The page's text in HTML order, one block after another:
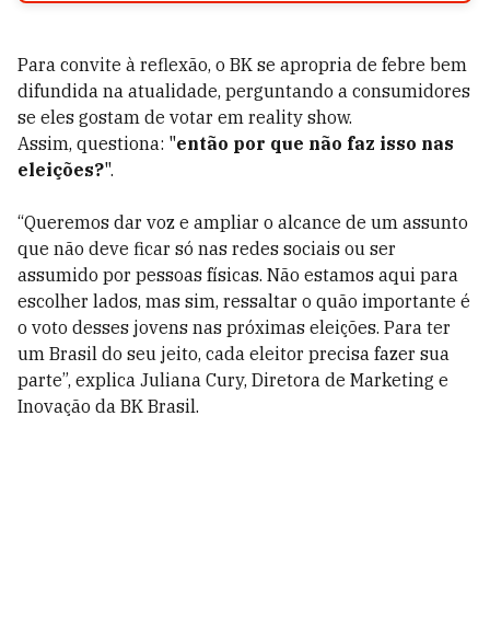
Para convite à reflexão, o BK se apropria de febre bem
difundida na atualidade, perguntando a consumidores
se eles gostam de votar em reality show.
Assim, questiona: "então por que não faz isso nas
eleições?".
“Queremos dar voz e ampliar o alcance de um assunto
que não deve ficar só nas redes sociais ou ser
assumido por pessoas físicas. Não estamos aqui para
escolher lados, mas sim, ressaltar o quão importante é
o voto desses jovens nas próximas eleições. Para ter
um Brasil do seu jeito, cada eleitor precisa fazer sua
parte”, explica Juliana Cury, Diretora de Marketing e
Inovação da BK Brasil.